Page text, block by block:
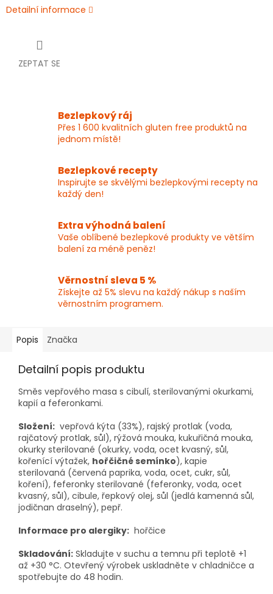
Detailní informace
ZEPTAT SE
Bezlepkový ráj
Přes 1 600 kvalitních gluten free produktů na
jednom místě!
Bezlepkové recepty
Inspirujte se skvělými bezlepkovými recepty na
každý den!
Extra výhodná balení
Vaše oblíbené bezlepkové produkty ve větším
balení za méně peněz!
Věrnostní sleva 5 %
Získejte až 5% slevu na každý nákup s naším
věrnostním programem.
Popis Značka
Detailní popis produktu
Směs vepřového masa s cibulí, sterilovanými okurkami,
kapií a feferonkami.
Složení: vepřová kýta (33%), rajský protlak (voda,
rajčatový protlak, sůl), rýžová mouka, kukuřičná mouka,
okurky sterilované (okurky, voda, ocet kvasný, sůl,
kořenící výtažek, hořčičné semínko), kapie
sterilovaná (červená paprika, voda, ocet, cukr, sůl,
koření), feferonky sterilované (feferonky, voda, ocet
kvasný, sůl), cibule, řepkový olej, sůl (jedlá kamenná sůl,
jodičnan draselný), pepř.
Informace pro alergiky: hořčice
Skladování: Skladujte v suchu a temnu při teplotě +1
až +30 °C. Otevřený výrobek uskladněte v chladničce a
spotřebujte do 48 hodin.